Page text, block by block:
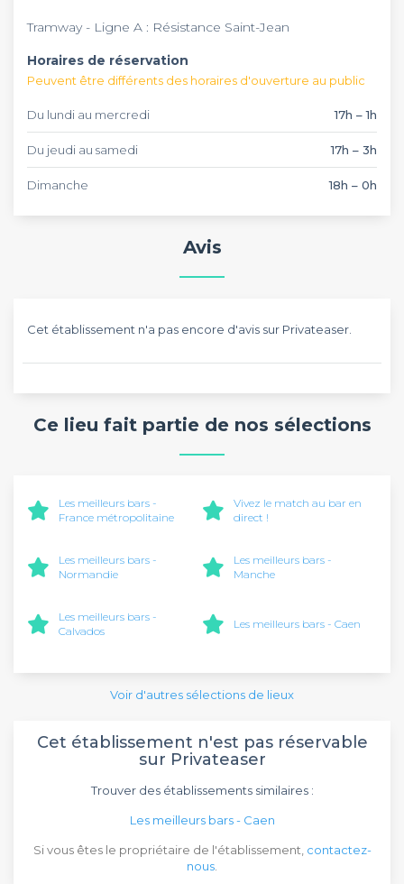
Tramway - Ligne A : Résistance Saint-Jean
Horaires de réservation
Peuvent être différents des horaires d'ouverture au public
Du lundi au mercredi 17h – 1h
Du jeudi au samedi 17h – 3h
Dimanche 18h – 0h
Avis
Cet établissement n'a pas encore d'avis sur Privateaser.
Ce lieu fait partie de nos sélections
Les meilleurs bars -
France métropolitaine
Vivez le match au bar en
direct !
Les meilleurs bars -
Normandie
Les meilleurs bars -
Manche
Les meilleurs bars -
Calvados
Les meilleurs bars - Caen
Voir d'autres sélections de lieux
Cet établissement n'est pas réservable
sur Privateaser
Trouver des établissements similaires :
Les meilleurs bars - Caen
Si vous êtes le propriétaire de l'établissement, contactez-
nous